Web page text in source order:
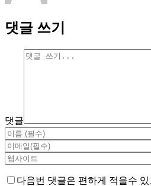
댓글 쓰기
댓글
다음번 댓글은 편하게 적을수